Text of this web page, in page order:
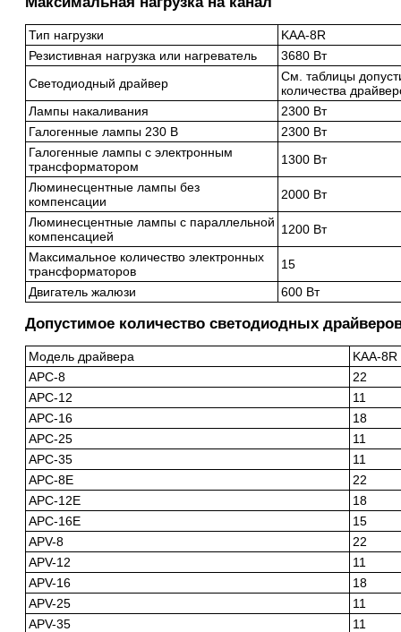
Тип нагрузки
KAA-8R
Резистивная нагрузка или нагреватель
3680 Вт
Светодиодный драйвер
См. таблицы
количества
Лампы накаливания
2300 Вт
Галогенные лампы 230 В
2300 Вт
Галогенные лампы с электронным
трансформатором
1300 Вт
Люминесцентные лампы без
компенсации
2000 Вт
Люминесцентные лампы с параллельной
компенсацией
1200 Вт
Максимальное количество электронных
трансформаторов
15
Двигатель жалюзи
600 Вт
Допустимое количество светодиодных
Модель драйвера
KAA-8R
APC-8
22
APC-12
11
APC-16
18
APC-25
11
APC-35
11
APC-8E
22
APC-12E
18
APC-16E
15
APV-8
22
APV-12
11
APV-16
18
APV-25
11
APV-35
11